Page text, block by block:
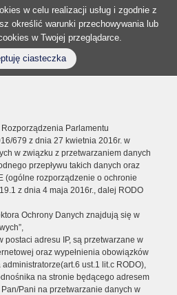
w celu realizacji usług i zgodnie z
określić warunki przechowywania lub
w Twojej przeglądarce.
ciasteczka
Parlamentu
679 z dnia 27 kwietnia 2016r. w
w związku z przetwarzaniem danych
przepływu takich danych oraz
(ogólne rozporządzenie o ochronie
z dnia 4 maja 2016r., dalej RODO
Ochrony Danych znajdują się w
postaci adresu IP, są przetwarzane w
oraz wypełnienia obowiązków
ust.1 lit.c RODO),
na stronie będącego adresem
Pani na przetwarzanie danych w